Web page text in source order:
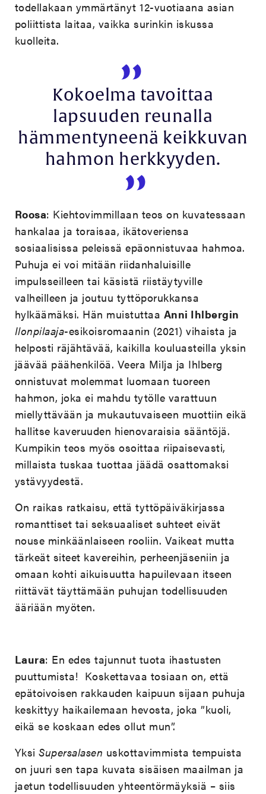
todellakaan ymmärtänyt 12-vuotiaana asian
poliittista laitaa, vaikka surinkin iskussa
kuolleita.
Kokoelma tavoittaa
lapsuuden reunalla
hämmentyneenä keikkuvan
hahmon herkkyyden.
Roosa: Kiehtovimmillaan teos on kuvatessaan
hankalaa ja toraisaa, ikätoveriensa
sosiaalisissa peleissä epäonnistuvaa hahmoa.
Puhuja ei voi mitään riidanhaluisille
impulsseilleen tai käsistä riistäytyville
valheilleen ja joutuu tyttöporukkansa
hylkäämäksi. Hän muistuttaa Anni Ihlbergin
Ilonpilaaja-esikoisromaanin (2021) vihaista ja
helposti räjähtävää, kaikilla kouluasteilla yksin
jäävää päähenkilöä. Veera Milja ja Ihlberg
onnistuvat molemmat luomaan tuoreen
hahmon, joka ei mahdu tytölle varattuun
miellyttävään ja mukautuvaiseen muottiin eikä
hallitse kaveruuden hienovaraisia sääntöjä.
Kumpikin teos myös osoittaa riipaisevasti,
millaista tuskaa tuottaa jäädä osattomaksi
ystävyydestä.
On raikas ratkaisu, että tyttöpäiväkirjassa
romanttiset tai seksuaaliset suhteet eivät
nouse minkäänlaiseen rooliin. Vaikeat mutta
tärkeät siteet kavereihin, perheenjäseniin ja
omaan kohti aikuisuutta hapuilevaan itseen
riittävät täyttämään puhujan todellisuuden
ääriään myöten.
Laura: En edes tajunnut tuota ihastusten
puuttumista! Koskettavaa tosiaan on, että
epätoivoisen rakkauden kaipuun sijaan puhuja
keskittyy haikailemaan hevosta, joka ”kuoli,
eikä se koskaan edes ollut mun”.
YksiSupersalasen uskottavimmista tempuista
on juuri sen tapa kuvata sisäisen maailman ja
jaetun todellisuuden yhteentörmäyksiä – siis